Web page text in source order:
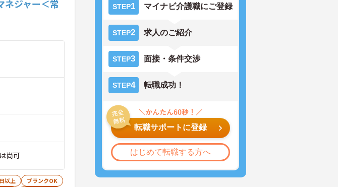
STEP1 マイナビ介護職にご登録
STEP2 求人のご紹介
STEP3 面接・条件交渉
STEP4 転職成功！
転職サポートに登録
はじめて転職する方へ
ネジャー＜常
尚可
以上
ブランクOK